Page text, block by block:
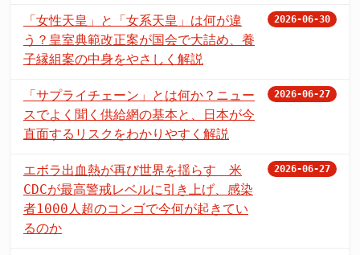
「女性天皇」と「女系天皇」は何が違
う？皇室典範改正案が国会で大詰め、養
子縁組案の中身をやさしく解説
2026-06-30
「サプライチェーン」とは何か？ニュー
スでよく聞く供給網の基本と、日本が今
直面するリスクをわかりやすく解説
2026-06-27
エボラ出血熱が再び世界を揺らす 米
CDCが最高警戒レベルに引き上げ、感染
者1000人超のコンゴで今何が起きてい
るのか
2026-06-27